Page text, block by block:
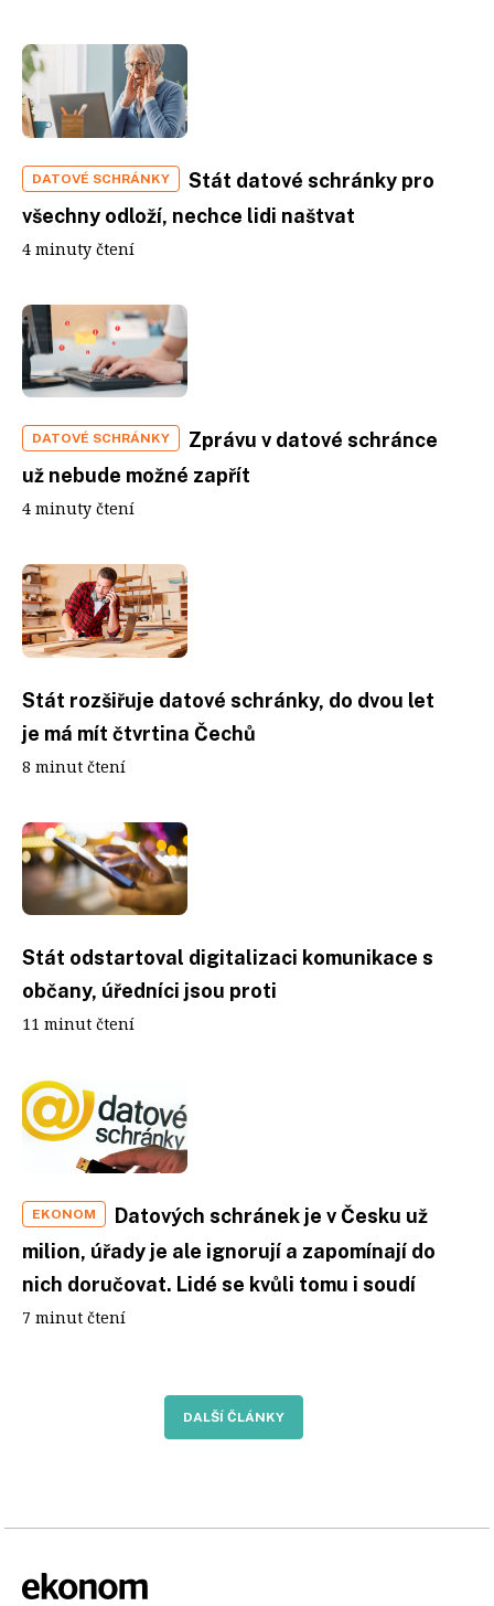
DATOVÉ SCHRÁNKY
Stát datové schránky pro
všechny odloží, nechce lidi naštvat
4 minuty čtení
DATOVÉ SCHRÁNKY
Zprávu v datové schránce
už nebude možné zapřít
4 minuty čtení
Stát rozšiřuje datové schránky, do dvou let
je má mít čtvrtina Čechů
8 minut čtení
Stát odstartoval digitalizaci komunikace s
občany, úředníci jsou proti
11 minut čtení
EKONOM
Datových schránek je v Česku už
milion, úřady je ale ignorují a zapomínají do
nich doručovat. Lidé se kvůli tomu i soudí
7 minut čtení
DALŠÍ ČLÁNKY